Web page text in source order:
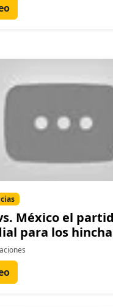
México el
para los